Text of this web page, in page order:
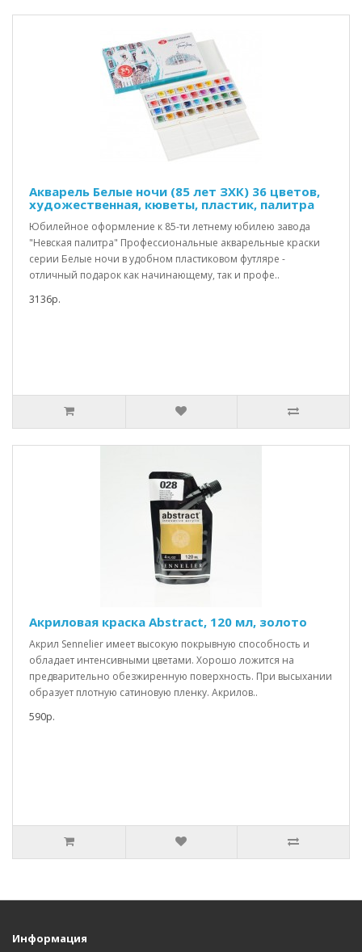
Акварель Белые ночи (85 лет ЗХК) 36 цветов,
художественная, кюветы, пластик, палитра
Юбилейное оформление к 85-ти летнему юбилею завода
"Невская палитра" Профессиональные акварельные краски
серии Белые ночи в удобном пластиковом футляре -
отличный подарок как начинающему, так и профе..
3136р.
Акриловая краска Abstract, 120 мл, золото
Акрил Sennelier имеет высокую покрывную способность и
обладает интенсивными цветами. Хорошо ложится на
предварительно обезжиренную поверхность. При высыхании
образует плотную сатиновую пленку. Акрилов..
590р.
Информация